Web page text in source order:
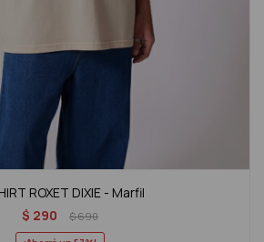
ROXET DIXIE - Marfil
$ 290 $690